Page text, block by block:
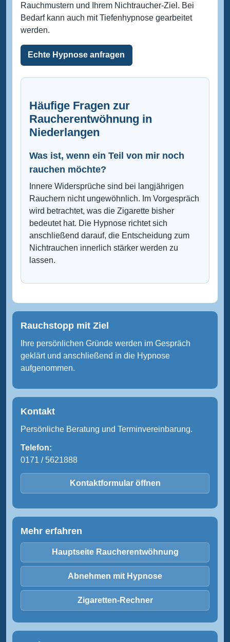
Rauchmustern und Ihrem Nichtraucher-Ziel. Bei
Bedarf kann auch mit Tiefenhypnose gearbeitet
werden.
Echte Hypnose anfragen
Häufige Fragen zur
Raucherentwöhnung in
Niederlangen
Was ist, wenn ein Teil von mir noch
rauchen möchte?
Innere Widersprüche sind bei langjährigen
Rauchern nicht ungewöhnlich. Im Vorgespräch
wird betrachtet, was die Zigarette bisher
bedeutet hat. Die Hypnose richtet sich
anschließend darauf, die Entscheidung zum
Nichtrauchen innerlich stärker werden zu
lassen.
Rauchstopp mit Ziel
Ihre persönlichen Gründe werden im Gespräch
geklärt und anschließend in die Hypnose
aufgenommen.
Kontakt
Persönliche Beratung und Terminvereinbarung.
Telefon:
0171 / 5621888
Kontaktformular öffnen
Mehr erfahren
Hauptseite Raucherentwöhnung
Abnehmen mit Hypnose
Zigaretten-Rechner